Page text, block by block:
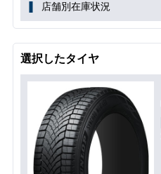
店舗別在庫状況
選択したタイヤ